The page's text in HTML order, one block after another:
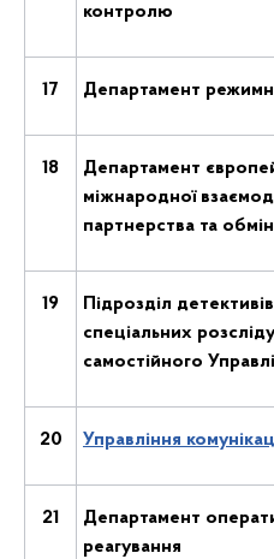
контролю
17 Департамент
18
Департамент
міжнародної
партнерства та
19
Підрозділ
спеціальних
самостійного
20 Управління
21
Департамент
реагування